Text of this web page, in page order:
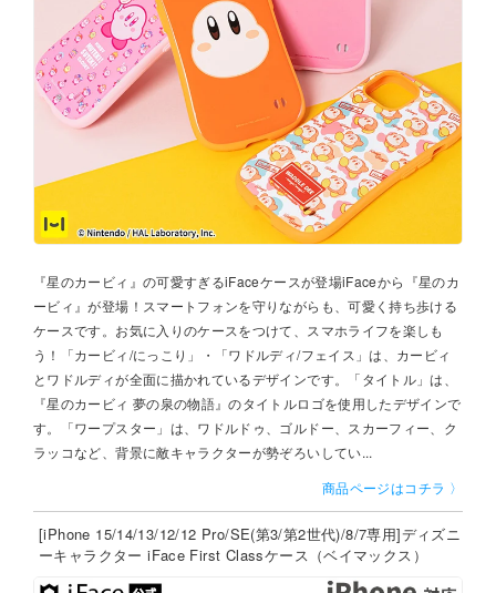
『星のカービィ』の可愛すぎるiFaceケースが登場iFaceから『星のカ
ービィ』が登場！スマートフォンを守りながらも、可愛く持ち歩ける
ケースです。お気に入りのケースをつけて、スマホライフを楽しも
う！「カービィ/にっこり」・「ワドルディ/フェイス」は、カービィ
とワドルディが全面に描かれているデザインです。「タイトル」は、
『星のカービィ 夢の泉の物語』のタイトルロゴを使用したデザインで
す。「ワープスター」は、ワドルドゥ、ゴルドー、スカーフィー、ク
ラッコなど、背景に敵キャラクターが勢ぞろいしてい...
商品ページはコチラ 〉
[iPhone 15/14/13/12/12 Pro/SE(第3/第2世代)/8/7専用]ディズニ
ーキャラクター iFace First Classケース（ベイマックス）